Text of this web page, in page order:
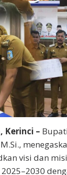
Kerinci –
visi dan